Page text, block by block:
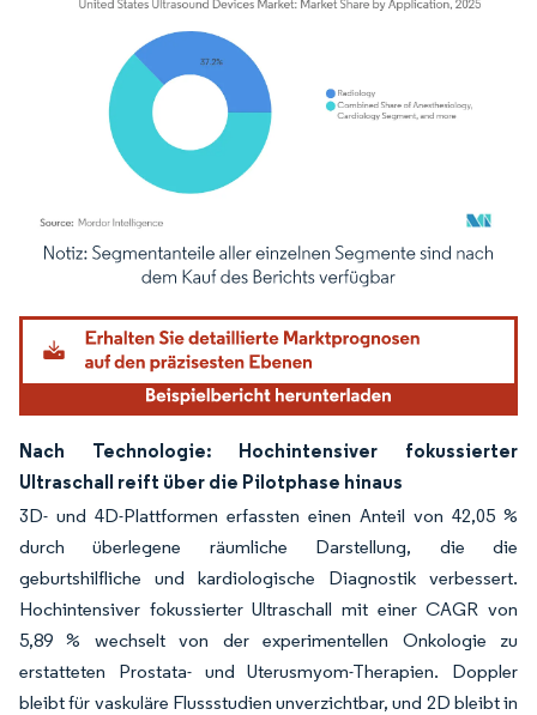
Bild © Mordor Intelligence. Wiederverwendung erfordert Namensnennung
Nach Technologie: Hochintensiver fokussierter
Ultraschall reift über die Pilotphase hinaus
3D- und 4D-Plattformen erfassten einen Anteil von 42,05 %
durch überlegene räumliche Darstellung, die die
geburtshilfliche und kardiologische Diagnostik verbessert.
Hochintensiver fokussierter Ultraschall mit einer CAGR von
5,89 % wechselt von der experimentellen Onkologie zu
erstatteten Prostata- und Uterusmyom-Therapien. Doppler
bleibt für vaskuläre Flussstudien unverzichtbar, und 2D bleibt in